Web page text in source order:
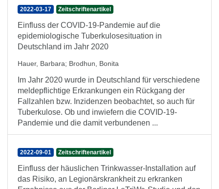
2022-03-17 Zeitschriftenartikel
Einfluss der COVID-19-Pandemie auf die
epidemiologische Tuberkulosesituation in
Deutschland im Jahr 2020
Hauer, Barbara; Brodhun, Bonita
Im Jahr 2020 wurde in Deutschland für verschiedene
meldepflichtige Erkrankungen ein Rückgang der
Fallzahlen bzw. Inzidenzen beobachtet, so auch für
Tuberkulose. Ob und inwiefern die COVID-19-
Pandemie und die damit verbundenen ...
2022-09-01 Zeitschriftenartikel
Einfluss der häuslichen Trinkwasser-Installation auf
das Risiko, an Legionärskrankheit zu erkranken